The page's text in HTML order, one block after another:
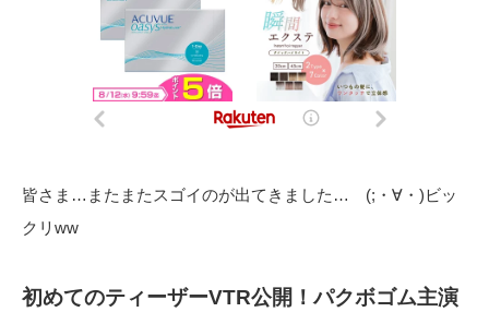
皆さま…またまたスゴイのが出てきました… (;・∀・)ビッ
クリww
初めてのティーザーVTR公開！パクボゴム主演